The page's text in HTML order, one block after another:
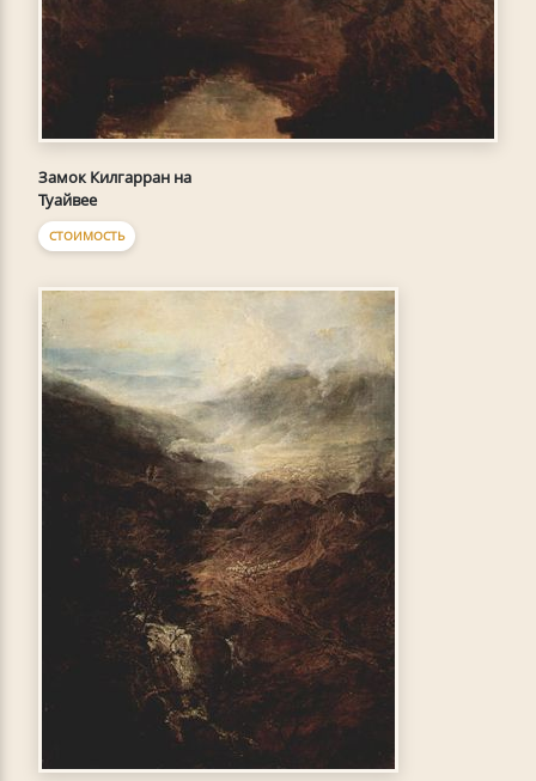
Замок Килгарран на
Туайвее
СТОИМОСТЬ